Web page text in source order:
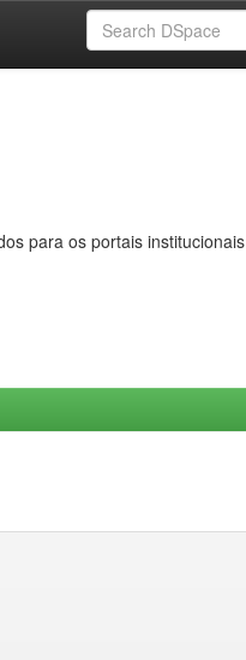
para os portais institucionais